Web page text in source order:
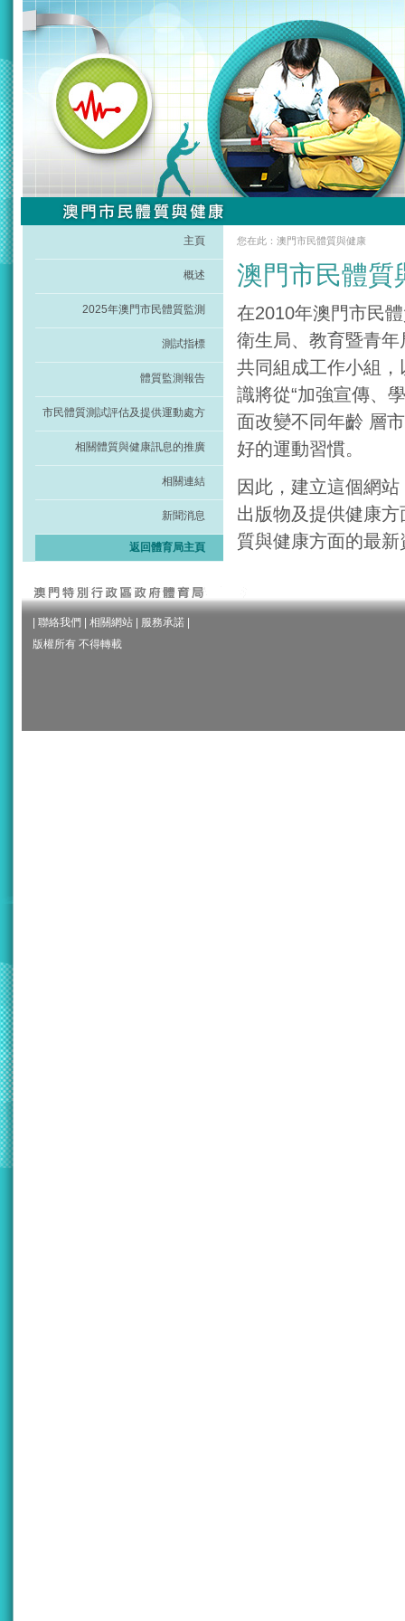
主頁
概述
2025年澳門市民體質監測
測試指標
體質監測報告
市民體質測試評估及提供運動處方
相關體質與健康訊息的推廣
相關連結
新聞消息
返回體育局主頁
您在此：澳門市民體質與健康
澳門市民體質
在2010年澳門市民
衛生局、教育暨青
共同組成工作小組
識將從“加強宣傳、
面改變不同年齡 層
好的運動習慣。
因此，建立這個網
出版物及提供健康
質與健康方面的最
聯絡我們 相關網站 服務承諾
版權所有 不得轉載